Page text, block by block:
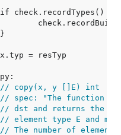
// copy(x, y []E) int
// spec: "The function
// dst and returns the
// element type E and
// The number of